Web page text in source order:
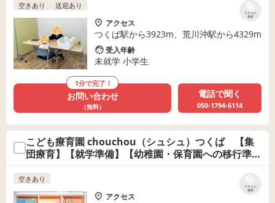
リストに
保存
空きあり 送迎あり
アクセス
つくば駅から3923m、荒川沖駅から4329m
受入年齢
未就学 小学生
1分で完了！
お問い合わせ
（無料）
電話で聞く
050-1794-6114
こども療育園 chouchou（シュシュ）つくば 【集
団療育】【就学準備】【幼稚園・保育園への移行準
備】
リストに
保存
空きあり
アクセス